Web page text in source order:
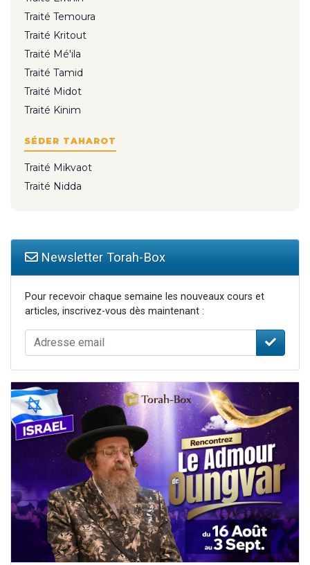
Traité Temoura
Traité Kritout
Traité Mé'ila
Traité Tamid
Traité Midot
Traité Kinim
SÉDER TAHAROT
Traité Mikvaot
Traité Nidda
Newsletter Torah-Box
Pour recevoir chaque semaine les nouveaux cours et
articles, inscrivez-vous dès maintenant :